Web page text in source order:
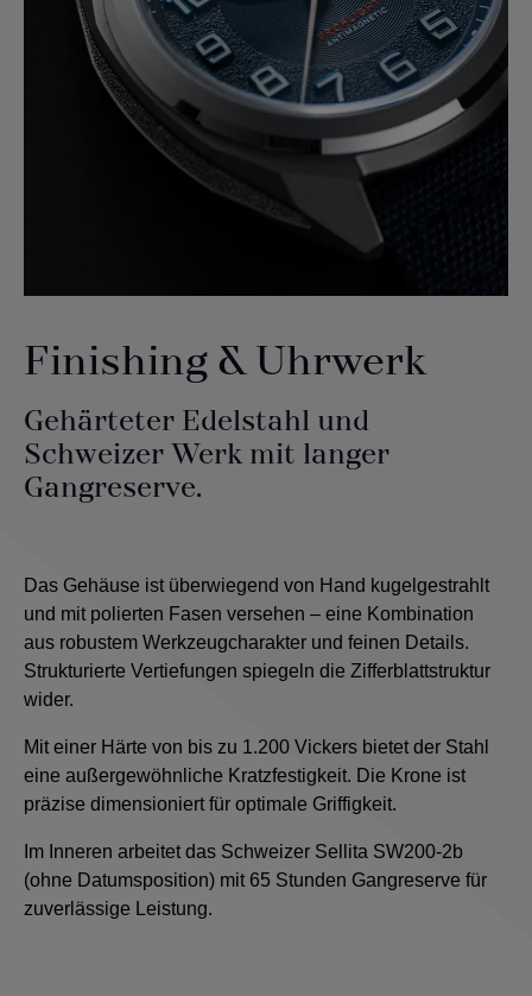
Finishing & Uhrwerk
Gehärteter Edelstahl und
Schweizer Werk mit langer
Gangreserve.
Das Gehäuse ist überwiegend von Hand kugelgestrahlt
und mit polierten Fasen versehen – eine Kombination
aus robustem Werkzeugcharakter und feinen Details.
Strukturierte Vertiefungen spiegeln die Zifferblattstruktur
wider.
Mit einer Härte von bis zu 1.200 Vickers bietet der Stahl
eine außergewöhnliche Kratzfestigkeit. Die Krone ist
präzise dimensioniert für optimale Griffigkeit.
Im Inneren arbeitet das Schweizer Sellita SW200-2b
(ohne Datumsposition) mit 65 Stunden Gangreserve für
zuverlässige Leistung.